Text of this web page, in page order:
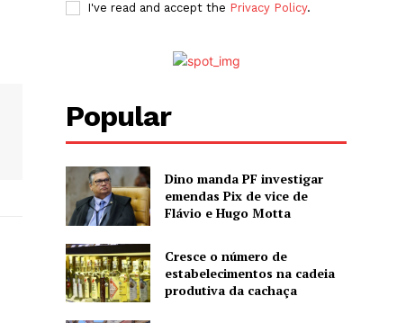
I've read and accept the Privacy Policy.
Popular
Dino manda PF investigar
emendas Pix de vice de
Flávio e Hugo Motta
Cresce o número de
estabelecimentos na cadeia
produtiva da cachaça